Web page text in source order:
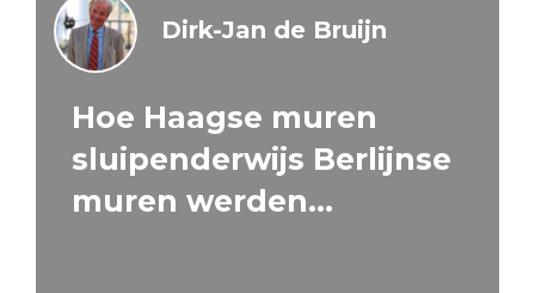
Dirk-Jan de Bruijn
Hoe Haagse muren
sluipenderwijs Berlijnse
muren werden…